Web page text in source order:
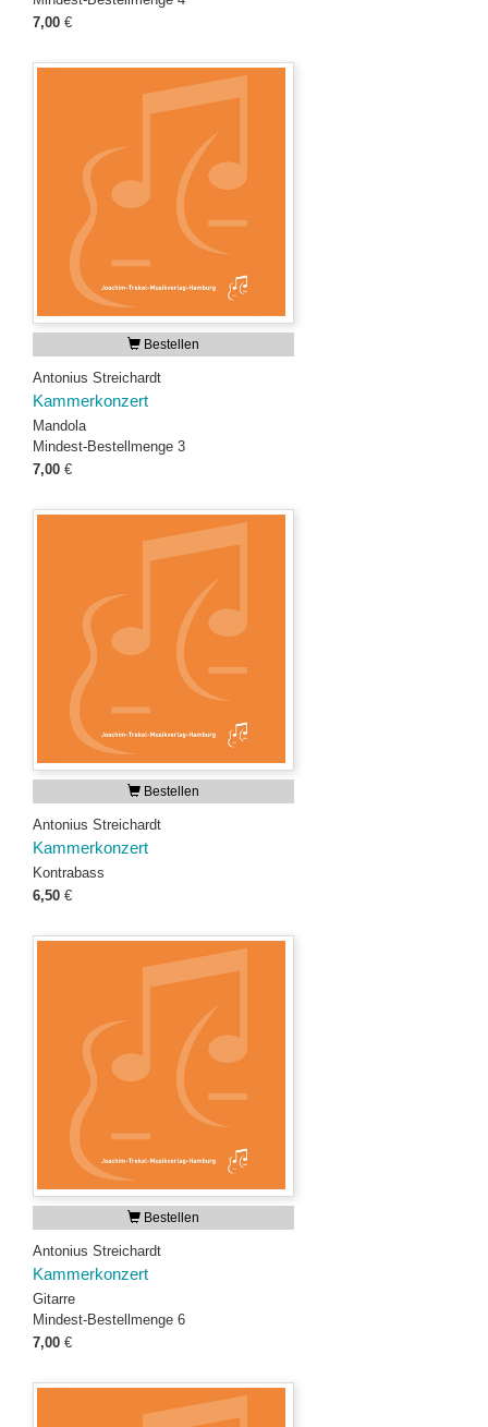
7,00 €
Bestellen
Antonius Streichardt
Kammerkonzert
Mandola
Mindest-Bestellmenge 3
7,00 €
Bestellen
Antonius Streichardt
Kammerkonzert
Kontrabass
6,50 €
Bestellen
Antonius Streichardt
Kammerkonzert
Gitarre
Mindest-Bestellmenge 6
7,00 €